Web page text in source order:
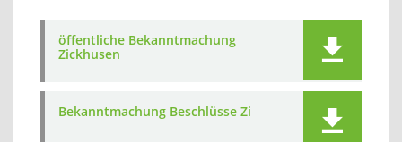
öffentliche Bekanntmachung
Zickhusen
Bekanntmachung Beschlüsse Zi